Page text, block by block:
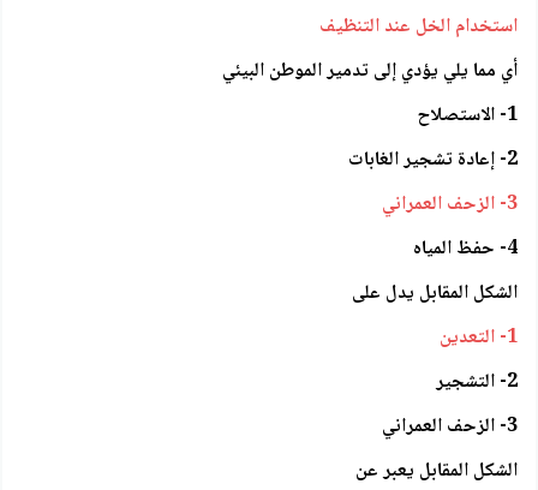
استخدام الخل عند التنظيف
أي مما يلي يؤدي إلى تدمير الموطن البيئي
1- الاستصلاح
2- إعادة تشجير الغابات
3- الزحف العمراني
4- حفظ المياه
الشكل المقابل يدل على
1- التعدين
2- التشجير
3- الزحف العمراني
الشكل المقابل يعبر عن